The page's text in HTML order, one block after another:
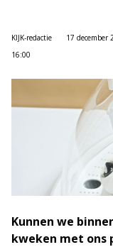
KIJK-redactie
17 december
16:00
Kunnen we
kweken met ons